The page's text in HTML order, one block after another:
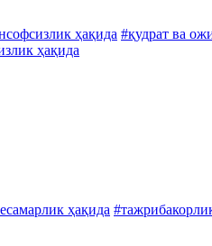
ҳақида #қудрат ва
ҳақида
ҳақида